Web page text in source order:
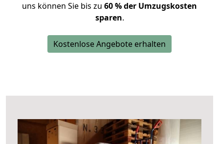
uns können Sie bis zu 60 % der Umzugskosten
sparen.
Kostenlose Angebote erhalten